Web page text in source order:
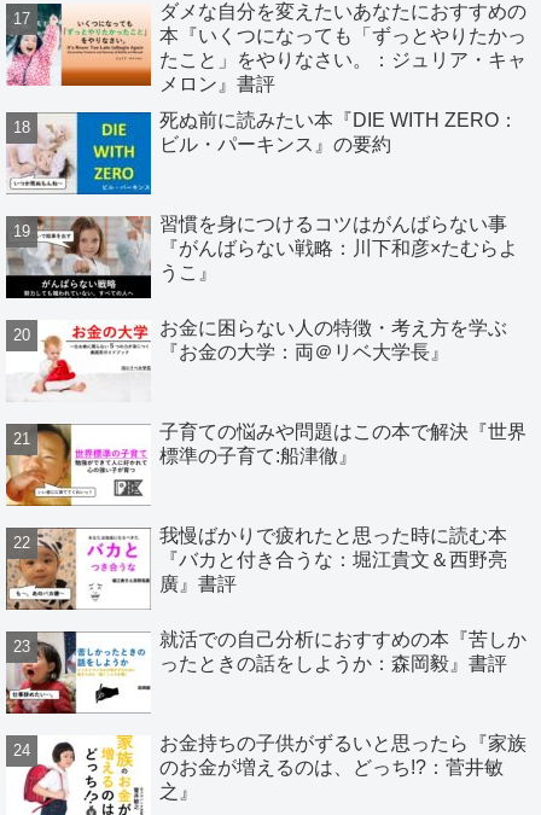
ダメな自分を変えたいあなたにおすすめの
本『いくつになっても「ずっとやりたかっ
たこと」をやりなさい。：ジュリア・キャ
メロン』書評
死ぬ前に読みたい本『DIE WITH ZERO：
ビル・パーキンス』の要約
習慣を身につけるコツはがんばらない事
『がんばらない戦略：川下和彦×たむらよ
うこ』
お金に困らない人の特徴・考え方を学ぶ
『お金の大学：両＠リベ大学長』
子育ての悩みや問題はこの本で解決『世界
標準の子育て:船津徹』
我慢ばかりで疲れたと思った時に読む本
『バカと付き合うな：堀江貴文＆西野亮
廣』書評
就活での自己分析におすすめの本『苦しか
ったときの話をしようか：森岡毅』書評
お金持ちの子供がずるいと思ったら『家族
のお金が増えるのは、どっち!?：菅井敏
之』